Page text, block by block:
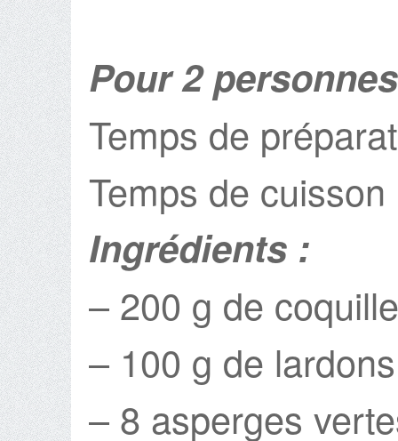
Pour 2 personnes
Temps de
Temps de
Ingrédients :
– 200 g de
– 100 g de lardons
– 8 asperges